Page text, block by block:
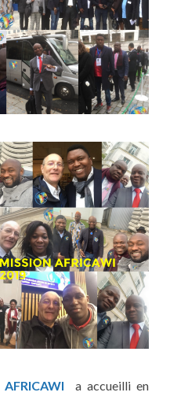
AFRICAWI
a accueilli en